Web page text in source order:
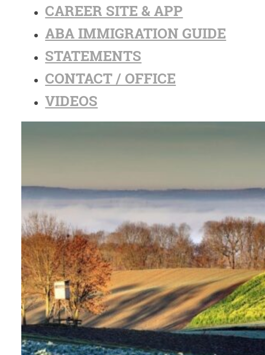
CAREER SITE & APP
ABA IMMIGRATION GUIDE
STATEMENTS
CONTACT / OFFICE
VIDEOS